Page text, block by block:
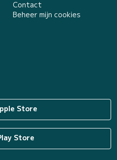
Contact
Beheer mijn cookies
Store
Store